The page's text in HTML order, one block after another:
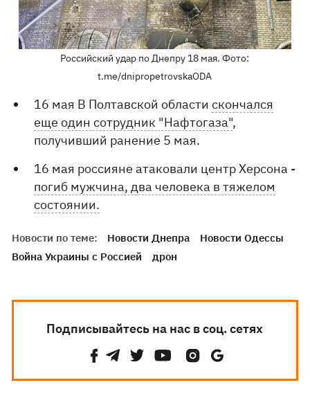
Российский удар по Днепру 18 мая. Фото:
t.me/dnipropetrovskaODA
16 мая В Полтавской областискончался
еще один сотрудник "Нафтогаза",
получивший ранение 5 мая.
16 мая россияне атаковали центр Херсона -
погиб мужчина, два человека в тяжелом
состоянии.
Новости по теме: Новости Днепра
Новости Одессы
Война Украины с Россией
дрон
Подписывайтесь на нас в соц. сетях